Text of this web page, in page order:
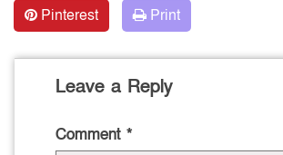
Pinterest
Print
Leave a Reply
Comment *